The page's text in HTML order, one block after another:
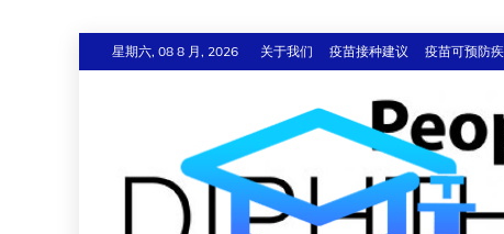
至
星期六, 08 8 月, 2026 关于我们 疫苗接种建议 疫苗可预防